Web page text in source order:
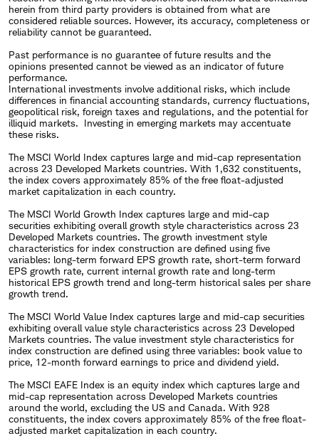
herein from third party providers is obtained from what are
considered reliable sources. However, its accuracy, completeness or
reliability cannot be guaranteed.
Past performance is no guarantee of future results and the
opinions presented cannot be viewed as an indicator of future
performance.
International investments involve additional risks, which include
differences in financial accounting standards, currency fluctuations,
geopolitical risk, foreign taxes and regulations, and the potential for
illiquid markets. Investing in emerging markets may accentuate
these risks.
The MSCI World Index captures large and mid-cap representation
across 23 Developed Markets countries. With 1,632 constituents,
the index covers approximately 85% of the free float-adjusted
market capitalization in each country.
The MSCI World Growth Index captures large and mid-cap
securities exhibiting overall growth style characteristics across 23
Developed Markets countries. The growth investment style
characteristics for index construction are defined using five
variables: long-term forward EPS growth rate, short-term forward
EPS growth rate, current internal growth rate and long-term
historical EPS growth trend and long-term historical sales per share
growth trend.
The MSCI World Value Index captures large and mid-cap securities
exhibiting overall value style characteristics across 23 Developed
Markets countries. The value investment style characteristics for
index construction are defined using three variables: book value to
price, 12-month forward earnings to price and dividend yield.
The MSCI EAFE Index is an equity index which captures large and
mid-cap representation across Developed Markets countries
around the world, excluding the US and Canada. With 928
constituents, the index covers approximately 85% of the free float-
adjusted market capitalization in each country.